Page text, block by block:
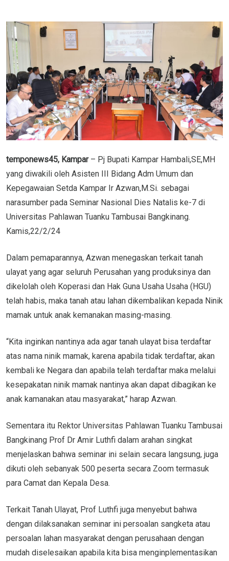
Email
temponews45, Kampar– Pj Bupati Kampar Hambali,SE,MH
yang diwakili oleh Asisten III Bidang Adm Umum dan
Kepegawaian Setda Kampar Ir Azwan,M.Si. sebagai
narasumber pada Seminar Nasional Dies Natalis ke-7 di
Universitas Pahlawan Tuanku Tambusai Bangkinang.
Kamis,22/2/24
Dalam pemaparannya, Azwan menegaskan terkait tanah
ulayat yang agar seluruh Perusahan yang produksinya dan
dikelolah oleh Koperasi dan Hak Guna Usaha Usaha (HGU)
telah habis, maka tanah atau lahan dikembalikan kepada Ninik
mamak untuk anak kemanakan masing-masing.
“Kita inginkan nantinya ada agar tanah ulayat bisa terdaftar
atas nama ninik mamak, karena apabila tidak terdaftar, akan
kembali ke Negara dan apabila telah terdaftar maka melalui
kesepakatan ninik mamak nantinya akan dapat dibagikan ke
anak kamanakan atau masyarakat,” harap Azwan.
Sementara itu Rektor Universitas Pahlawan Tuanku Tambusai
Bangkinang Prof Dr Amir Luthfi dalam arahan singkat
menjelaskan bahwa seminar ini selain secara langsung, juga
dikuti oleh sebanyak 500 peserta secara Zoom termasuk
para Camat dan Kepala Desa.
Terkait Tanah Ulayat, Prof Luthfi juga menyebut bahwa
dengan dilaksanakan seminar ini persoalan sangketa atau
persoalan lahan masyarakat dengan perusahaan dengan
mudah diselesaikan apabila kita bisa menginplementasikan